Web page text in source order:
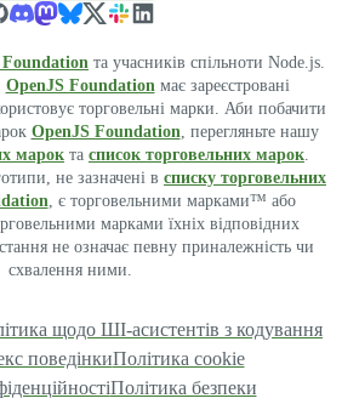
Foundation та учасників спільноти Node.js.
OpenJS Foundation має зареєстровані
торговельні марки. Аби побачити
OpenJS Foundation , перегляньте нашу
марок та список торговельних марок
не зазначені в списку торговельних
, є торговельними марками™ або
марками їхніх відповідних
не означає певну приналежність чи
схвалення ними.
щодо ШІ-асистентів з кодування
поведінкиПолітика cookie
Політика безпеки